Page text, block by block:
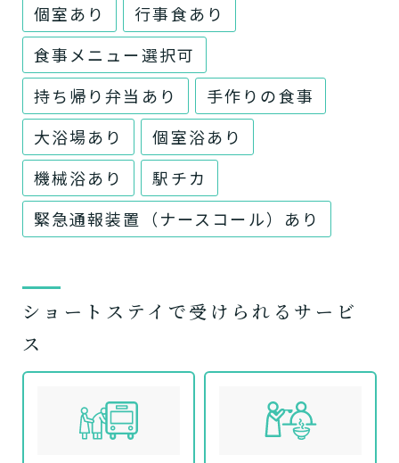
個室あり
行事食あり
食事メニュー選択可
持ち帰り弁当あり
手作りの食事
大浴場あり
個室浴あり
機械浴あり
駅チカ
緊急通報装置（ナースコール）あり
ショートステイで受けられるサービ
ス